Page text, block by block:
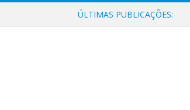
ÚLTIMAS PUBLICAÇÕES: